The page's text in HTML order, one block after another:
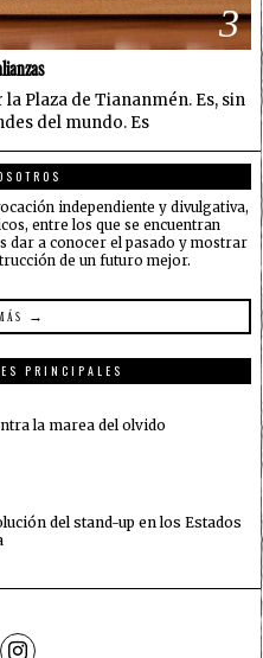
3
Plaza de Tiananmén. Es, sin
del mundo. Es
independiente y divulgativa,
entre los que se encuentran
dar a conocer el pasado y mostrar
de un futuro mejor.
→
PRINCIPALES
la marea del olvido
del stand-up en los Estados